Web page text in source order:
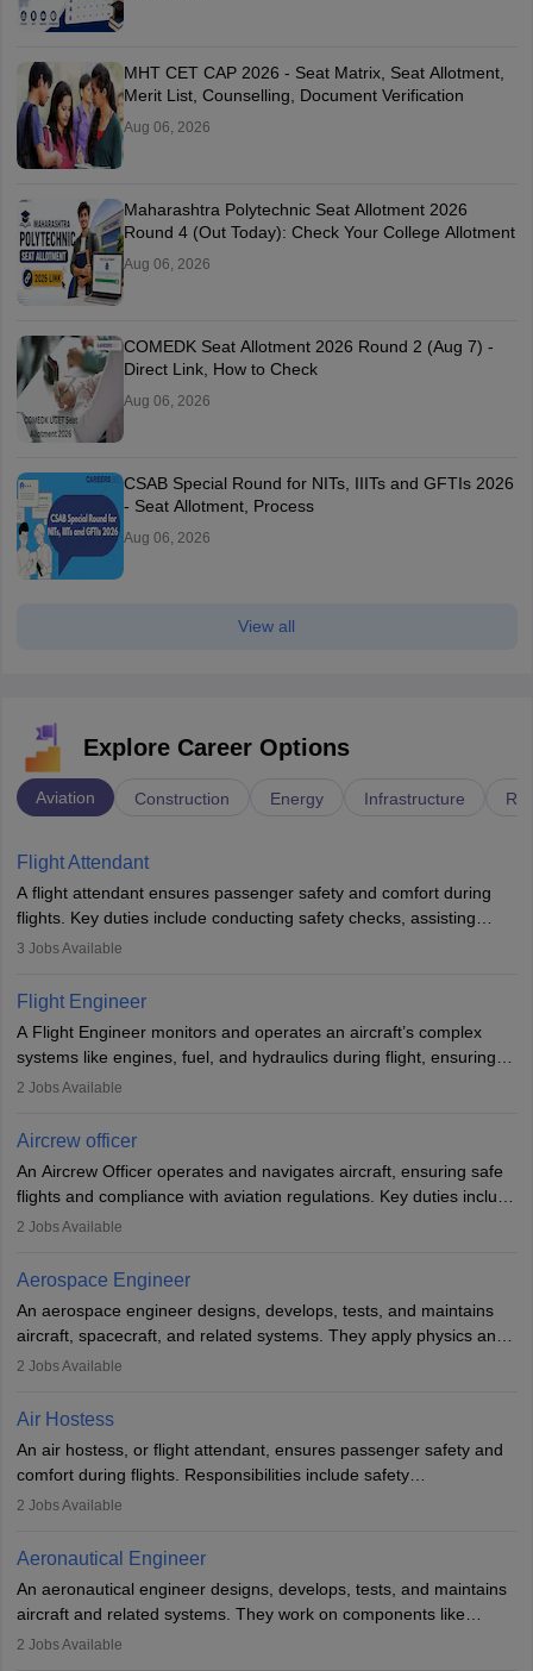
MHT CET CAP 2026 - Seat Matrix, Seat Allotment,
Merit List, Counselling, Document Verification
Aug 06, 2026
Maharashtra Polytechnic Seat Allotment 2026
Round 4 (Out Today): Check Your College Allotment
Aug 06, 2026
COMEDK Seat Allotment 2026 Round 2 (Aug 7) -
Direct Link, How to Check
Aug 06, 2026
CSAB Special Round for NITs, IIITs and GFTIs 2026
- Seat Allotment, Process
Aug 06, 2026
View all
Explore Career Options
Aviation Construction Energy Infrastructure
Flight Attendant
A flight attendant ensures passenger safety and comfort during
flights. Key duties include conducting safety checks, assisting
passengers, serving food and drinks, and managing emergencies.
service. A high school diploma is typically required, followed by
rigorous training to qualify for the role.
3 Jobs Available
Flight Engineer
A Flight Engineer monitors and operates an aircraft’s complex
systems like engines, fuel, and hydraulics during flight, ensuring
optimal performance and safety. They assist pilots with technical
requires strong technical knowledge, problem-solving, and
or aerospace engineering and specialised certification.
2 Jobs Available
Aircrew officer
An Aircrew Officer operates and navigates aircraft, ensuring safe
flights and compliance with aviation regulations. Key duties include
managing flight systems, conducting pre- and post-flight checks,
working five days a week, with around 120 flight hours monthly.
Employment may be contractual or permanent, depending on the
airline.
2 Jobs Available
Aerospace Engineer
An aerospace engineer designs, develops, tests, and maintains
aircraft, spacecraft, and related systems. They apply physics and
engineering principles to improve aerospace technologies, often
designing components, conducting tests, and performing
requiring advanced study. The role demands analytical skills,
technical knowledge, precision, and effective communication.
2 Jobs Available
Air Hostess
An air hostess, or flight attendant, ensures passenger safety and
comfort during flights. Responsibilities include safety
demonstrations, serving meals, managing the cabin, handling
communication skills, a calm demeanour, and a service-oriented
attitude. It offers opportunities to travel and work in the dynamic
aviation and hospitality industry.
2 Jobs Available
Aeronautical Engineer
An aeronautical engineer designs, develops, tests, and maintains
aircraft and related systems. They work on components like
engines and wings, ensuring performance, safety, and efficiency.
2 Jobs Available